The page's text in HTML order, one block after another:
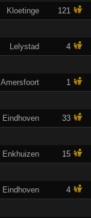
Kloetinge 121
Lelystad 4
Amersfoort 1
Eindhoven 33
Enkhuizen 15
Eindhoven 4